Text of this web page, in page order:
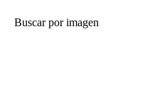
Buscar por imagen